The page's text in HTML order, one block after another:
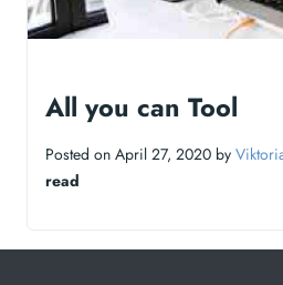
All you can Tool
Posted on April 27, 2020 by
read